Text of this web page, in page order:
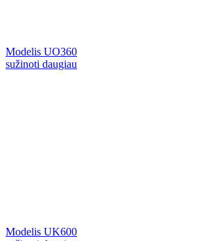
Modelis UO360
sužinoti daugiau
Modelis UK600